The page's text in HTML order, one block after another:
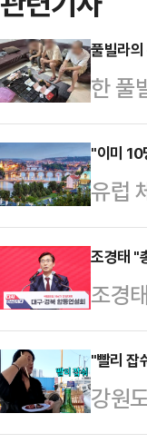
풀빌라
한 풀
체포
국 이
오스
추적
인용
중국
면 출
"이미 10
유럽
염자
따르
다.
450
636
맞댄
조경태 "
조경
파면
뜨리
그의
계엄
"빨리 잡
강원
받자